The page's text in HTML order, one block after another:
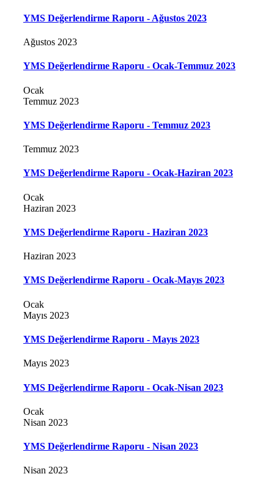
YMS Değerlendirme Raporu - Ağustos 2023
Ağustos 2023
YMS Değerlendirme Raporu - Ocak-Temmuz 2023
Ocak
Temmuz 2023
YMS Değerlendirme Raporu - Temmuz 2023
Temmuz 2023
YMS Değerlendirme Raporu - Ocak-Haziran 2023
Ocak
Haziran 2023
YMS Değerlendirme Raporu - Haziran 2023
Haziran 2023
YMS Değerlendirme Raporu - Ocak-Mayıs 2023
Ocak
Mayıs 2023
YMS Değerlendirme Raporu - Mayıs 2023
Mayıs 2023
YMS Değerlendirme Raporu - Ocak-Nisan 2023
Ocak
Nisan 2023
YMS Değerlendirme Raporu - Nisan 2023
Nisan 2023